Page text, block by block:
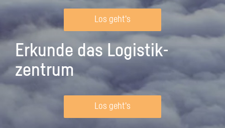
Los geht's
Erkunde das Logistik­
zentrum
Los geht's